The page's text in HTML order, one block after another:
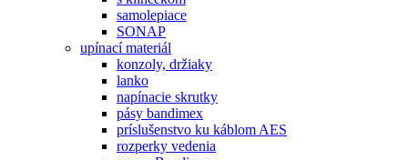
samolepiace
SONAP
upínací materiál
konzoly, držiaky
lanko
napínacie skrutky
pásy bandimex
príslušenstvo ku káblom AES
rozperky vedenia